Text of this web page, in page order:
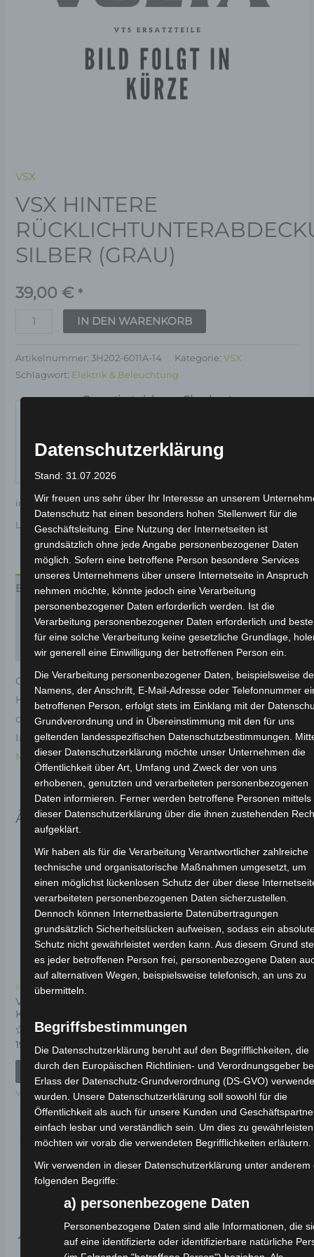
VSX
VSX HINTERE
SILBER (GRAU)
39,00 € *
IN DEN WARENKORB
Artikelnummer:3H202-6011A-14 Kategorie:VSX
Schlagwort: Elektrik & Beleuchtung
Garantiert sicherer Checkout
inkl. 19 % MwSt.Kostenloser Versand
Lieferzeit: Versandfertig innerhalb 24 Stunden*
Beschreibung
Produktsicherheit
Rezensionen (0)
Original-Ersatzteil für den Elektro-Scooter VSX.
Hintere rücklichtunterabdeckung-silber (grau) für
optimale Funktionalität und Haltbarkeit. Weitere
Informationen zum Fahrzeug findest du hier:Volta
Motor Elektro-Scooter VSX.
Ähnliche Produkte
Kostenloser Versand
VSX ANZEIGE
KUNSTSTOFF
Bewertet
mit
0
19,00€ *
IN DEN WARENKORB
VSX
mit
von
5
19,00 €
IN DEN WARENKORB
VSX
Datenschutzerklärung
Stand: 31.07.2026
Wir freuen uns sehr über Ihr Interesse an unserem
Datenschutz hat einen besonders hohen Stellenwert für die
Geschäftsleitung. Eine Nutzung der Internetseiten ist
grundsätzlich ohne jede Angabe personenbezogener Daten
möglich. Sofern eine betroffene Person besondere Services
unseres Unternehmens über unsere Internetseite in Anspruch
nehmen möchte, könnte jedoch eine Verarbeitung
personenbezogener Daten erforderlich werden. Ist die
Verarbeitung personenbezogener Daten erforderlich und
für eine solche Verarbeitung keine gesetzliche Grundlage,
wir generell eine Einwilligung der betroffenen Person ein.
Die Verarbeitung personenbezogener Daten, beispielsweise
Namens, der Anschrift, E-Mail-Adresse oder Telefonnummer
betroffenen Person, erfolgt stets im Einklang mit der
Grundverordnung und in Übereinstimmung mit den für uns
geltenden landesspezifischen Datenschutzbestimmungen.
dieser Datenschutzerklärung möchte unser Unternehmen die
Öffentlichkeit über Art, Umfang und Zweck der von uns
erhobenen, genutzten und verarbeiteten personenbezogenen
Daten informieren. Ferner werden betroffene Personen mittels
dieser Datenschutzerklärung über die ihnen zustehenden
aufgeklärt.
Wir haben als für die Verarbeitung Verantwortlicher zahlreiche
technische und organisatorische Maßnahmen umgesetzt, um
einen möglichst lückenlosen Schutz der über diese
verarbeiteten personenbezogenen Daten sicherzustellen.
Dennoch können Internetbasierte Datenübertragungen
grundsätzlich Sicherheitslücken aufweisen, sodass ein
Schutz nicht gewährleistet werden kann. Aus diesem Grund
es jeder betroffenen Person frei, personenbezogene Daten
auf alternativen Wegen, beispielsweise telefonisch, an uns zu
übermitteln.
Begriffsbestimmungen
Die Datenschutzerklärung beruht auf den Begrifflichkeiten, die
durch den Europäischen Richtlinien- und Verordnungsgeber
Erlass der Datenschutz-Grundverordnung (DS-GVO)
wurden. Unsere Datenschutzerklärung soll sowohl für die
Öffentlichkeit als auch für unsere Kunden und
einfach lesbar und verständlich sein. Um dies zu
möchten wir vorab die verwendeten Begrifflichkeiten erläutern.
Wir verwenden in dieser Datenschutzerklärung unter anderem
folgenden Begriffe:
a) personenbezogene Daten
Personenbezogene Daten sind alle Informationen, die
auf eine identifizierte oder identifizierbare natürliche